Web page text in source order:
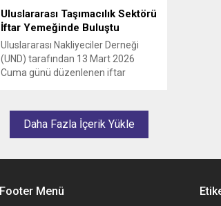
Uluslararası Taşımacılık Sektörü
İftar Yemeğinde Buluştu
Uluslararası Nakliyeciler Derneği
(UND) tarafından 13 Mart 2026
Cuma günü düzenlenen iftar
Daha Fazla İçerik Yükle
Footer Menü